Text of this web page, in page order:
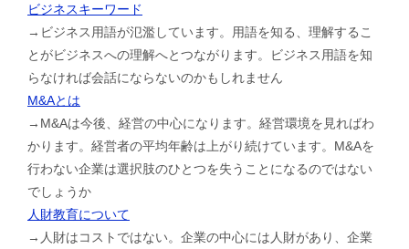
ビジネスキーワード
→ビジネス用語が氾濫しています。用語を知る、理解するこ
とがビジネスへの理解へとつながります。ビジネス用語を知
らなければ会話にならないのかもしれません
M&Aとは
→M&Aは今後、経営の中心になります。経営環境を見ればわ
かります。経営者の平均年齢は上がり続けています。M&Aを
行わない企業は選択肢のひとつを失うことになるのではない
でしょうか
人財教育について
→人財はコストではない。企業の中心には人財があり、企業